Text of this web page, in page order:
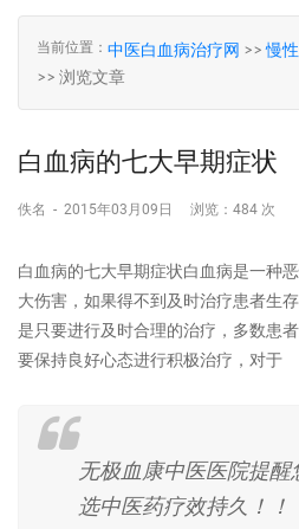
当前位置： 中医白血病治疗网 >>慢
>> 浏览文章
白血病的七大早期症状
佚名 - 2015年03月09日 浏览： 484 次
白血病的七大早期症状白血病是一种
大伤害，如果得不到及时治疗患者生
是只要进行及时合理的治疗，多数患
要保持良好心态进行积极治疗，对于
无极血康中医医院提
选中医药疗效持久！！